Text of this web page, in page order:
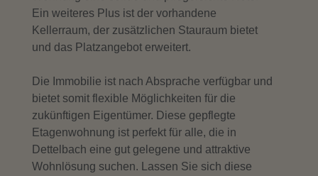
Ein weiteres Plus ist der vorhandene
Kellerraum, der zusätzlichen Stauraum bietet
und das Platzangebot erweitert.
Die Immobilie ist nach Absprache verfügbar und
bietet somit flexible Möglichkeiten für die
zukünftigen Eigentümer. Diese gepflegte
Etagenwohnung ist perfekt für alle, die in
Dettelbach eine gut gelegene und attraktive
Wohnlösung suchen. Lassen Sie sich diese